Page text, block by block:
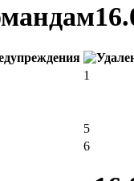
1
5
6